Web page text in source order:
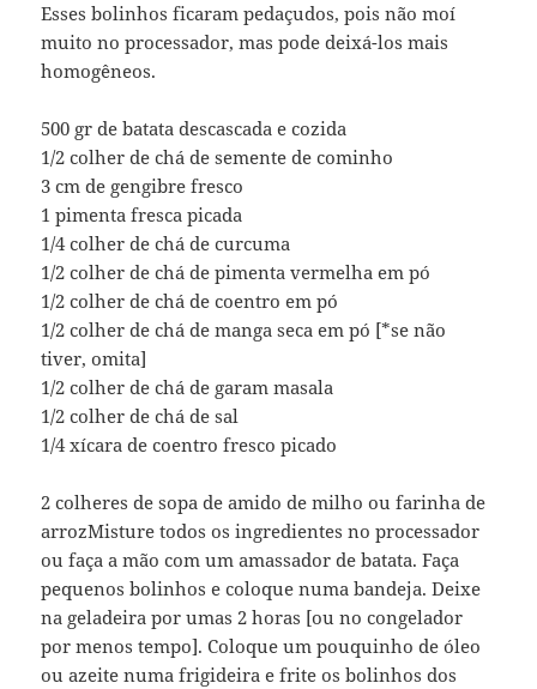
Esses bolinhos ficaram pedaçudos, pois não moí
muito no processador, mas pode deixá-los mais
homogêneos.
500 gr de batata descascada e cozida
1/2 colher de chá de semente de cominho
3 cm de gengibre fresco
1 pimenta fresca picada
1/4 colher de chá de curcuma
1/2 colher de chá de pimenta vermelha em pó
1/2 colher de chá de coentro em pó
1/2 colher de chá de manga seca em pó [*se não
tiver, omita]
1/2 colher de chá de garam masala
1/2 colher de chá de sal
1/4 xícara de coentro fresco picado
2 colheres de sopa de amido de milho ou farinha de
arrozMisture todos os ingredientes no processador
ou faça a mão com um amassador de batata. Faça
pequenos bolinhos e coloque numa bandeja. Deixe
na geladeira por umas 2 horas [ou no congelador
por menos tempo]. Coloque um pouquinho de óleo
ou azeite numa frigideira e frite os bolinhos dos